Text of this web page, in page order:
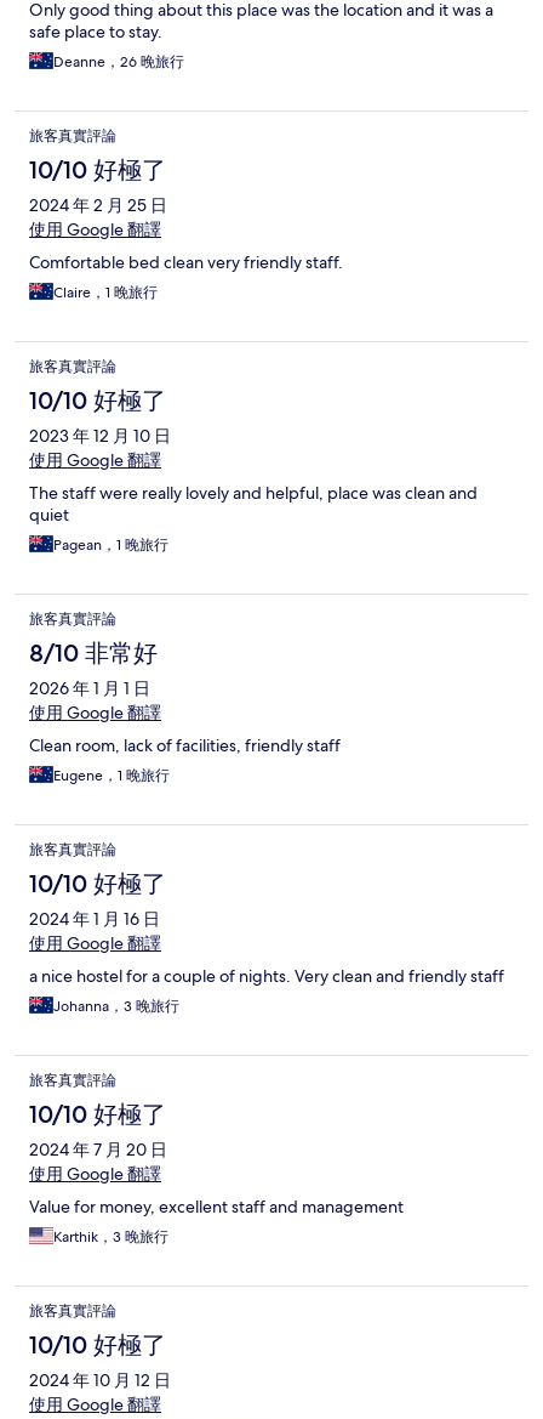
Only good thing about this place was the location and it was a
safe place to stay.
Deanne，26 晚旅行
旅客真實評論
10/10 好極了
2024 年 2 月 25 日
使用 Google 翻譯
Comfortable bed clean very friendly staff.
Claire，1 晚旅行
旅客真實評論
10/10 好極了
2023 年 12 月 10 日
使用 Google 翻譯
The staff were really lovely and helpful, place was clean and
quiet
Pagean，1 晚旅行
旅客真實評論
8/10 非常好
2026 年 1 月 1 日
使用 Google 翻譯
Clean room, lack of facilities, friendly staff
Eugene，1 晚旅行
旅客真實評論
10/10 好極了
2024 年 1 月 16 日
使用 Google 翻譯
a nice hostel for a couple of nights. Very clean and friendly staff
Johanna，3 晚旅行
旅客真實評論
10/10 好極了
2024 年 7 月 20 日
使用 Google 翻譯
Value for money, excellent staff and management
Karthik，3 晚旅行
旅客真實評論
10/10 好極了
2024 年 10 月 12 日
使用 Google 翻譯